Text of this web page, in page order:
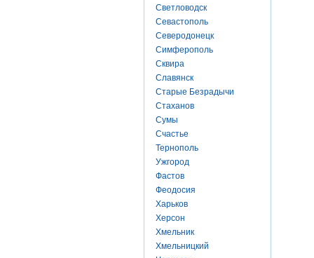
Светловодск
Севастополь
Северодонецк
Симферополь
Сквира
Славянск
Старые Безрадычи
Стаханов
Сумы
Счастье
Тернополь
Ужгород
Фастов
Феодосия
Харьков
Херсон
Хмельник
Хмельницкий